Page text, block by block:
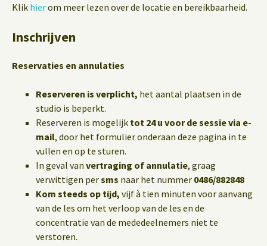
Klik hierom meer lezen over de locatie en bereikbaarheid.
Inschrijven
Reservaties en annulaties
Reserveren is verplicht, het aantal plaatsen in de
studio is beperkt.
Reserveren is mogelijk tot 24 u voor de sessie via e-
mail, door het formulier onderaan deze pagina in te
vullen en op te sturen.
In geval van vertraging of annulatie, graag
verwittigen persms naar het nummer 0486/882848
Kom steeds op tijd, vijf à tien minuten voor aanvang
van de les om het verloop van de les en de
concentratie van de mededeelnemers niet te
verstoren.